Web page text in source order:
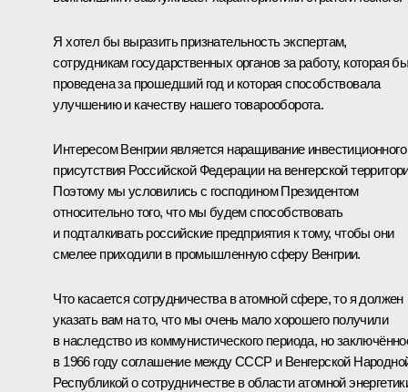
Я хотел бы выразить признательность экспертам,
сотрудникам государственных органов за работу, которая
проведена за прошедший год и которая способствовала
улучшению и качеству нашего товарооборота.
Интересом Венгрии является наращивание инвестиционного
присутствия Российской Федерации на венгерской
Поэтому мы условились с господином Президентом
относительно того, что мы будем способствовать
и подталкивать российские предприятия к тому, чтобы они
смелее приходили в промышленную сферу Венгрии.
Что касается сотрудничества в атомной сфере, то я должен
указать вам на то, что мы очень мало хорошего получили
в наследство из коммунистического периода, но
в 1966 году соглашение между СССР и Венгерской
Республикой о сотрудничестве в области атомной